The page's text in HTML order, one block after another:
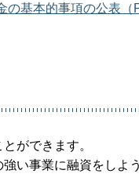
基本的事項の公表（
ができます。
い事業に融資をしよ